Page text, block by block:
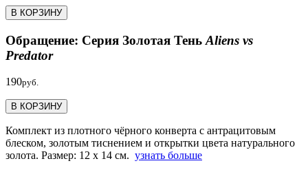
В КОРЗИНУ
Обращение: Серия Золотая Тень Aliens vs
Predator
190руб.
В КОРЗИНУ
Комплект из плотного чёрного конверта с антрацитовым
блеском, золотым тиснением и открытки цвета натурального
золота. Размер: 12 х 14 см. узнать больше